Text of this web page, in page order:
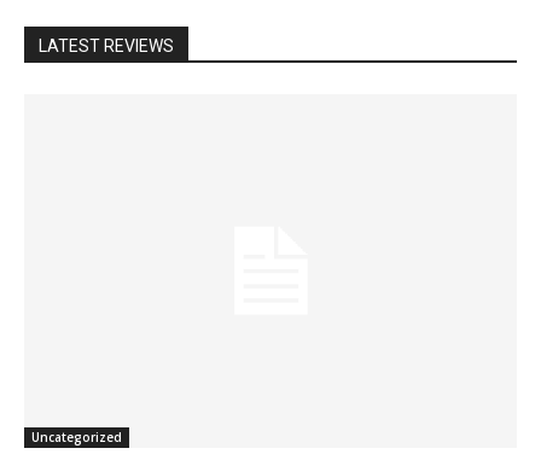
LATEST REVIEWS
Uncategorized